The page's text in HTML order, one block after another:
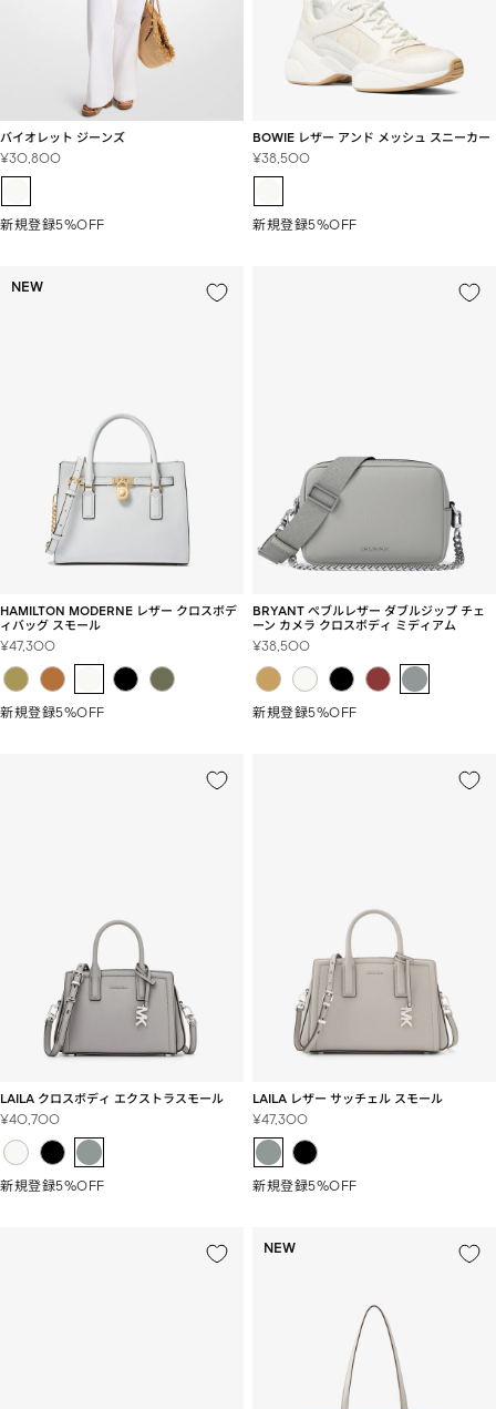
バイオレット ジーンズ
セ
ー
格
¥30,800
新規登録5%OFF
BOWIE レザー アンド メッシュ スニーカー
セ
ー
格
¥38,500
新規登録5%OFF
NEW
HAMILTON MODERNE レザー クロスボデ
ィバッグ スモール
セ
ル
格
¥47,300
新規登録5%OFF
BRYANT ぺブルレザー ダブルジップ チェ
ーン カメラ クロスボディ ミディアム
セ
ル
格
¥38,500
新規登録5%OFF
LAILA クロスボディ エクストラスモール
セ
ル
格
¥40,700
新規登録5%OFF
LAILA レザー サッチェル スモール
セ
ー
ル
格
¥47,300
新規登録5%OFF
NEW